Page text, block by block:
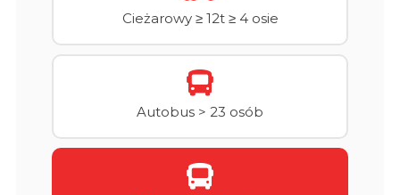
Cieżarowy ≥ 12t ≥ 4 osie
Autobus > 23 osób